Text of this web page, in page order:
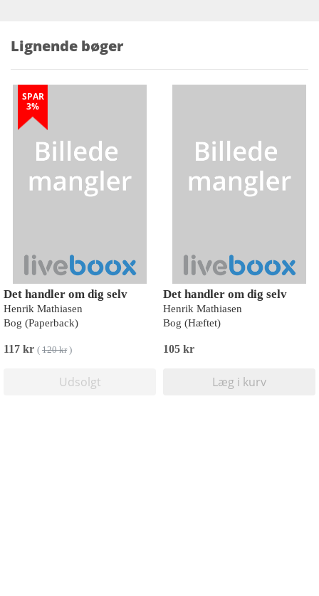
Lignende bøger
SPAR
3%
Det handler om dig selv
Henrik Mathiasen
Bog (Paperback)
117 kr ( 120 kr)
Udsolgt
Det handler om dig selv
Henrik Mathiasen
Bog (Hæftet)
105 kr
Læg i kurv